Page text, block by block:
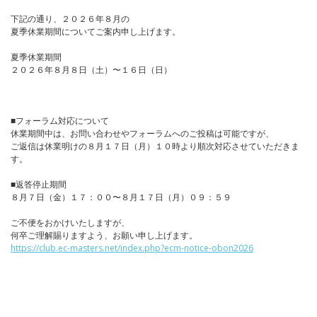
下記の通り、２０２６年８月の
夏季休業期間についてご案内申し上げます。
夏季休業期間
２０２６年８月８日（土）〜１６日（日）
■フォーラム対応について
休業期間中は、お問い合わせやフォーラムへのご投稿は可能ですが、
ご返信は休業明けの８月１７日（月）１０時より順次対応させていただきま
す。
■返答停止期間
８月７日（金）１７：００〜８月１７日（月）０９：５９
ご不便をおかけいたしますが、
何卒ご理解賜りますよう、お願い申し上げます。
https://club.ec-masters.net/index.php?ecm-notice-obon2026